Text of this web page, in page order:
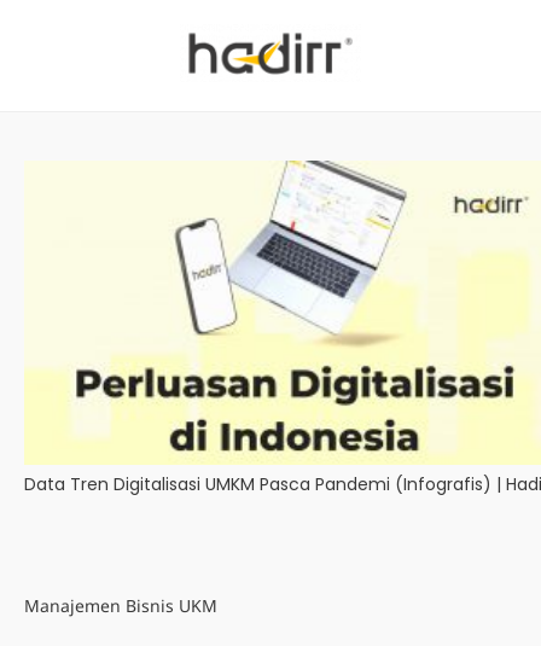
Data Tren Digitalisasi UMKM Pasca Pandemi (Infografis) |
Manajemen Bisnis UKM